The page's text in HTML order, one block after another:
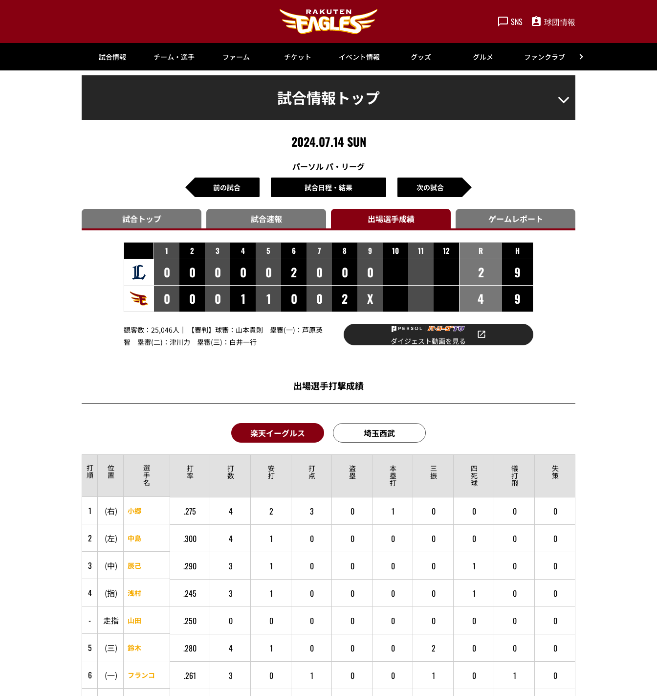
SNS 球団情報
試合情報 チーム・選手 ファーム チケット イベント情報 グッズ グルメ ファンクラブ
試合情報トップ
2024.07.14 SUN
パーソル パ・リーグ
前の試合 試合日程・結果 次の試合
試合トップ 試合速報 出場選手成績 ゲームレポート
1 2 3 4 5 6 7 8 9 10 11 12
0 0 0 0 0 2 0 0
0
0
0 0 1 1 0 0 2 X
R H
2
9
4
9
観客数：25,046人｜ 【審判】球審： 山本貴則 塁審(一)： 芦原英
智 塁審(二)： 津川力 塁審(三)： 白井一行 ダイジェスト動画を見る
出場選手打撃成績
楽天イーグルス 埼玉西武
打
順
位
置
選
手
名
打
率
打
数
安
打
打
点
盗
塁
本
塁
打
三
振
四
死
球
犠
打
飛
失
策
1 (右) 小郷 .275 4 2 3 0 1 0 0 0 0
2 (左) 中島 .300 4 1 0 0 0 0 0 0 0
3 (中) 辰己 .290 3 1 0 0 0 0 1 0 0
4 (指) 浅村 .245 3 1 0 0 0 0 1 0 0
- 走指 山田 .250 0 0 0 0 0 0 0 0 0
5 (三) 鈴木 .280 4 1 0 0 0 2 0 0 0
6 (一) フランコ .261 3 0 1 0 0 1 0 1 0